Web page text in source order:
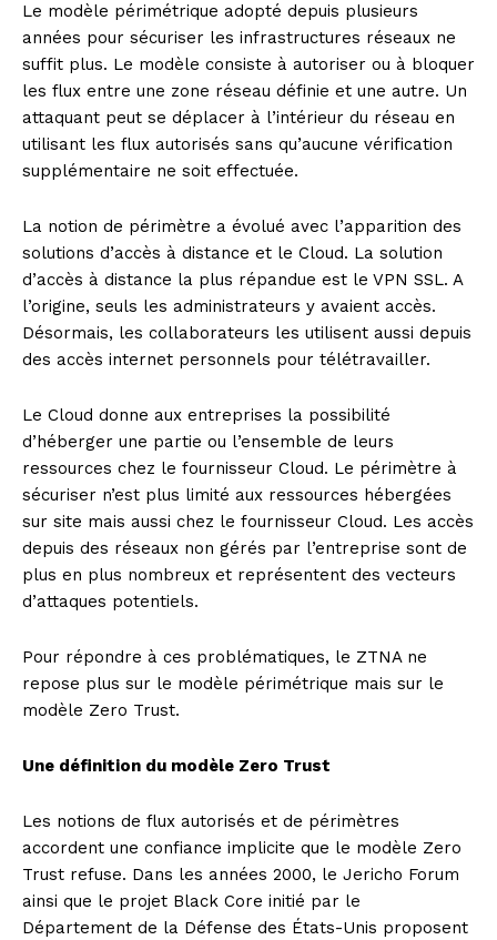
Le modèle périmétrique adopté depuis plusieurs
années pour sécuriser les infrastructures réseaux ne
suffit plus. Le modèle consiste à autoriser ou à bloquer
les flux entre une zone réseau définie et une autre. Un
attaquant peut se déplacer à l’intérieur du réseau en
utilisant les flux autorisés sans qu’aucune vérification
supplémentaire ne soit effectuée.
La notion de périmètre a évolué avec l’apparition des
solutions d’accès à distance et le Cloud. La solution
d’accès à distance la plus répandue est le VPN SSL. A
l’origine, seuls les administrateurs y avaient accès.
Désormais, les collaborateurs les utilisent aussi depuis
des accès internet personnels pour télétravailler.
Le Cloud donne aux entreprises la possibilité
d’héberger une partie ou l’ensemble de leurs
ressources chez le fournisseur Cloud. Le périmètre à
sécuriser n’est plus limité aux ressources hébergées
sur site mais aussi chez le fournisseur Cloud. Les accès
depuis des réseaux non gérés par l’entreprise sont de
plus en plus nombreux et représentent des vecteurs
d’attaques potentiels.
Pour répondre à ces problématiques, le ZTNA ne
repose plus sur le modèle périmétrique mais sur le
modèle Zero Trust.
Une définition du modèle Zero Trust
Les notions de flux autorisés et de périmètres
accordent une confiance implicite que le modèle Zero
Trust refuse. Dans les années 2000, le Jericho Forum
ainsi que le projet Black Core initié par le
Département de la Défense des États-Unis proposent